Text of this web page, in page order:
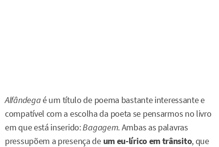
Alfândegaé um título de poema bastante interessante e
compatível com a escolha da poeta se pensarmos no livro
em que está inserido:Bagagem. Ambas as palavras
pressupõem a presença de um eu-lírico em trânsito, que